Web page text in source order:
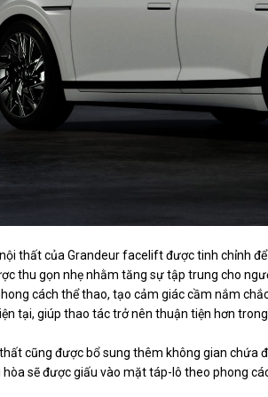
thất của Grandeur facelift được tinh chỉnh
thu gọn nhẹ nhằm tăng sự tập trung cho
cách thể thao, tạo cảm giác cầm nắm
tại, giúp thao tác trở nên thuận tiện hơn
cũng được bổ sung thêm không gian chứa
hòa sẽ được giấu vào mặt táp-lô theo phong